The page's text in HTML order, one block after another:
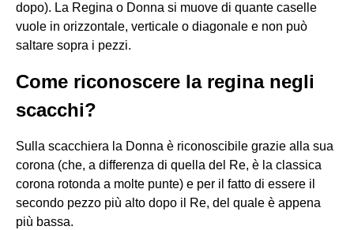
dopo). La Regina o Donna si muove di quante caselle
vuole in orizzontale, verticale o diagonale e non può
saltare sopra i pezzi.
Come riconoscere la regina negli
scacchi?
Sulla scacchiera la Donna è riconoscibile grazie alla sua
corona (che, a differenza di quella del Re, è la classica
corona rotonda a molte punte) e per il fatto di essere il
secondo pezzo più alto dopo il Re, del quale è appena
più bassa.